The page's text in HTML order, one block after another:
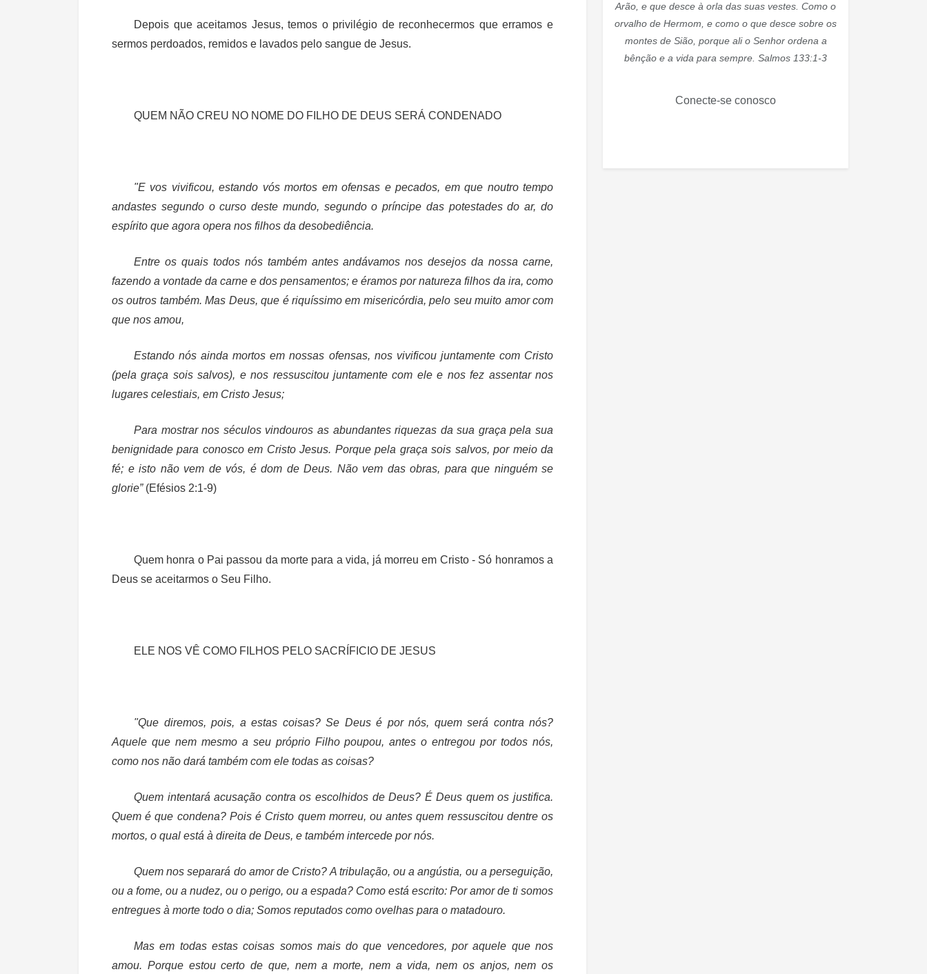
Depois que aceitamos Jesus, temos o privilégio de reconhecermos que erramos e
sermos perdoados, remidos e lavados pelo sangue de Jesus.
QUEM NÃO CREU NO NOME DO FILHO DE DEUS SERÁ CONDENADO
"E vos vivificou, estando vós mortos em ofensas e pecados, em que noutro tempo
andastes segundo o curso deste mundo, segundo o príncipe das potestades do ar, do
espírito que agora opera nos filhos da desobediência.
Entre os quais todos nós também antes andávamos nos desejos da nossa carne,
fazendo a vontade da carne e dos pensamentos; e éramos por natureza filhos da ira, como
os outros também. Mas Deus, que é riquíssimo em misericórdia, pelo seu muito amor com
que nos amou,
Estando nós ainda mortos em nossas ofensas, nos vivificou juntamente com Cristo
(pela graça sois salvos), e nos ressuscitou juntamente com ele e nos fez assentar nos
lugares celestiais, em Cristo Jesus;
Para mostrar nos séculos vindouros as abundantes riquezas da sua graça pela sua
benignidade para conosco em Cristo Jesus. Porque pela graça sois salvos, por meio da
fé; e isto não vem de vós, é dom de Deus. Não vem das obras, para que ninguém se
glorie” (Efésios 2:1-9)
Quem honra o Pai passou da morte para a vida, já morreu em Cristo - Só honramos a
Deus se aceitarmos o Seu Filho.
ELE NOS VÊ COMO FILHOS PELO SACRÍFICIO DE JESUS
"Que diremos, pois, a estas coisas? Se Deus é por nós, quem será contra nós?
Aquele que nem mesmo a seu próprio Filho poupou, antes o entregou por todos nós,
como nos não dará também com ele todas as coisas?
Quem intentará acusação contra os escolhidos de Deus? É Deus quem os justifica.
Quem é que condena? Pois é Cristo quem morreu, ou antes quem ressuscitou dentre os
mortos, o qual está à direita de Deus, e também intercede por nós.
Quem nos separará do amor de Cristo? A tribulação, ou a angústia, ou a perseguição,
ou a fome, ou a nudez, ou o perigo, ou a espada? Como está escrito: Por amor de ti somos
entregues à morte todo o dia; Somos reputados como ovelhas para o matadouro.
Mas em todas estas coisas somos mais do que vencedores, por aquele que nos
amou. Porque estou certo de que, nem a morte, nem a vida, nem os anjos, nem os
Arão, e que desce à orla das suas vestes. Como o
orvalho de Hermom, e como o que desce sobre os
montes de Sião, porque ali o Senhor ordena a
bênção e a vida para sempre. Salmos 133:1-3
Conecte-se conosco